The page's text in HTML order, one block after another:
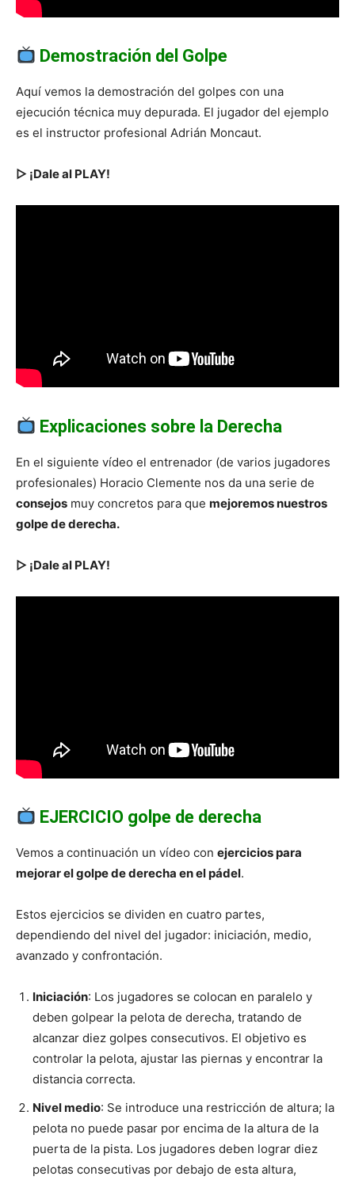
Demostración del Golpe
Aquí vemos la demostración del golpes con una
ejecución técnica muy depurada. El jugador del ejemplo
es el instructor profesional Adrián Moncaut.
▷ ¡Dale al PLAY!
Explicaciones sobre la Derecha
En el siguiente vídeo el entrenador (de varios jugadores
profesionales) Horacio Clemente nos da una serie de
consejos muy concretos para que mejoremos nuestros
golpe de derecha.
▷ ¡Dale al PLAY!
EJERCICIO golpe de derecha
Vemos a continuación un vídeo con ejercicios para
mejorar el golpe de derecha en el pádel.
Estos ejercicios se dividen en cuatro partes,
dependiendo del nivel del jugador: iniciación, medio,
avanzado y confrontación.
Iniciación: Los jugadores se colocan en paralelo y
deben golpear la pelota de derecha, tratando de
alcanzar diez golpes consecutivos. El objetivo es
controlar la pelota, ajustar las piernas y encontrar la
distancia correcta.
Nivel medio: Se introduce una restricción de altura; la
pelota no puede pasar por encima de la altura de la
puerta de la pista. Los jugadores deben lograr diez
pelotas consecutivas por debajo de esta altura,